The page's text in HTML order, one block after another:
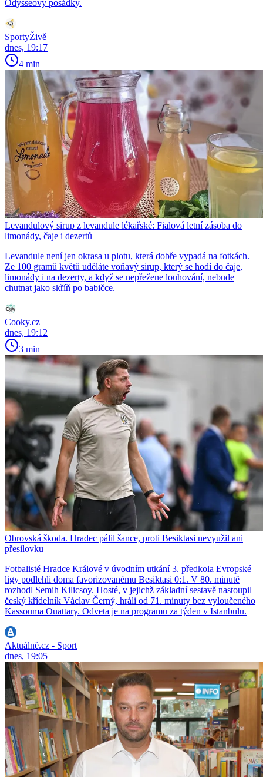
Odysseovy posádky.
SportyŽivě
dnes, 19:17
4 min
Levandulový sirup z levandule lékařské: Fialová letní zásoba do
limonády, čaje i dezertů
Levandule není jen okrasa u plotu, která dobře vypadá na fotkách.
Ze 100 gramů květů uděláte voňavý sirup, který se hodí do čaje,
limonády i na dezerty, a když se nepřežene louhování, nebude
chutnat jako skříň po babičce.
Cooky.cz
dnes, 19:12
3 min
Obrovská škoda. Hradec pálil šance, proti Besiktasi nevyužil ani
přesilovku
Fotbalisté Hradce Králové v úvodním utkání 3. předkola Evropské
ligy podlehli doma favorizovanému Besiktasi 0:1. V 80. minutě
rozhodl Semih Kilicsoy. Hosté, v jejichž základní sestavě nastoupil
český křídelník Václav Černý, hráli od 71. minuty bez vyloučeného
Kassouma Ouattary. Odveta je na programu za týden v Istanbulu.
Aktuálně.cz - Sport
dnes, 19:05